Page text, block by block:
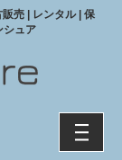
売 | レンタル | 保
シュア